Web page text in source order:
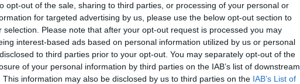
opt-out of the sale, sharing to third parties, or processing of your personal or
for targeted advertising by us, please use the below opt-out section to
selection. Please note that after your opt-out request is processed you may
interest-based ads based on personal information utilized by us or personal
to third parties prior to your opt-out. You may separately opt-out of the
of your personal information by third parties on the IAB’s list of downstream
This information may also be disclosed by us to third parties on the IAB’s List of
cliccandoqui